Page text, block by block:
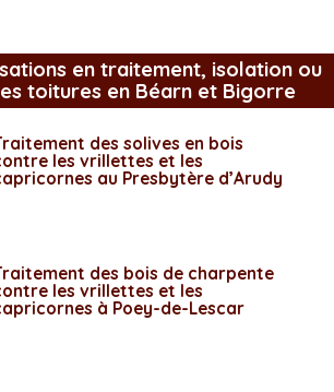
en traitement, isolation ou
toitures en Béarn et Bigorre
des solives en bois
les vrillettes et les
au Presbytère d’Arudy
des bois de charpente
les vrillettes et les
à Poey-de-Lescar